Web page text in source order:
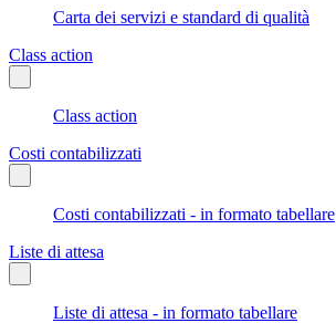
Carta dei servizi e standard di qualità
Class action
Class action
Costi contabilizzati
Costi contabilizzati - in formato tabellare
Liste di attesa
Liste di attesa - in formato tabellare